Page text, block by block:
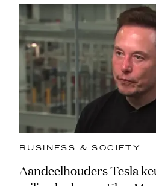
BUSINESS & SOCIETY
Aandeelhouders Tesla